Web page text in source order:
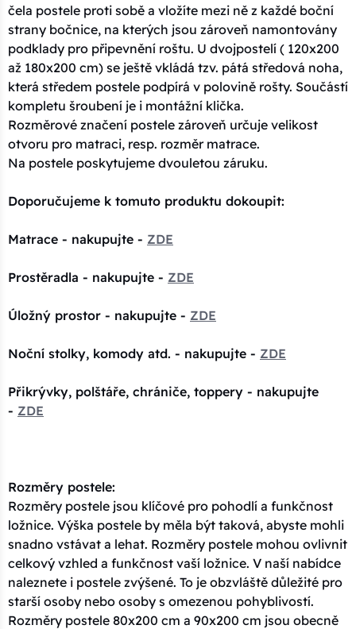
čela postele proti sobě a vložíte mezi ně z každé boční
strany bočnice, na kterých jsou zároveň namontovány
podklady pro připevnění roštu. U dvojpostelí ( 120x200
až 180x200 cm) se ještě vkládá tzv. pátá středová noha,
která středem postele podpírá v polovině rošty. Součástí
kompletu šroubení je i montážní klička.
Rozměrové značení postele zároveň určuje velikost
otvoru pro matraci, resp. rozměr matrace.
Na postele poskytujeme dvouletou záruku.
Doporučujeme k tomuto produktu dokoupit:
Matrace - nakupujte - ZDE
Prostěradla - nakupujte - ZDE
Úložný prostor - nakupujte - ZDE
Noční stolky, komody atd. - nakupujte - ZDE
Přikrývky, polštáře, chrániče, toppery - nakupujte
- ZDE
Rozměry postele:
Rozměry postele jsou klíčové pro pohodlí a funkčnost
ložnice. Výška postele by měla být taková, abyste mohli
snadno vstávat a lehat. Rozměry postele mohou ovlivnit
celkový vzhled a funkčnost vaší ložnice. V naší nabídce
naleznete i postele zvýšené. To je obzvláště důležité pro
starší osoby nebo osoby s omezenou pohyblivostí.
Rozměry postele 80x200 cm a 90x200 cm jsou obecně